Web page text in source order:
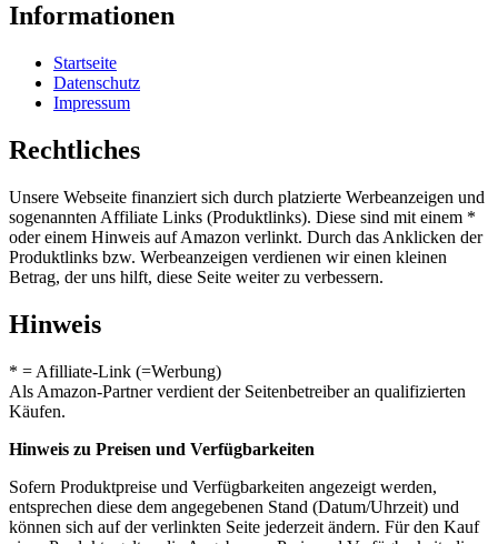
Informationen
Startseite
Datenschutz
Impressum
Rechtliches
Unsere Webseite finanziert sich durch platzierte Werbeanzeigen und
sogenannten Affiliate Links (Produktlinks). Diese sind mit einem *
oder einem Hinweis auf Amazon verlinkt. Durch das Anklicken der
Produktlinks bzw. Werbeanzeigen verdienen wir einen kleinen
Betrag, der uns hilft, diese Seite weiter zu verbessern.
Hinweis
* = Afilliate-Link (=Werbung)
Als Amazon-Partner verdient der Seitenbetreiber an qualifizierten
Käufen.
Hinweis zu Preisen und Verfügbarkeiten
Sofern Produktpreise und Verfügbarkeiten angezeigt werden,
entsprechen diese dem angegebenen Stand (Datum/Uhrzeit) und
können sich auf der verlinkten Seite jederzeit ändern. Für den Kauf